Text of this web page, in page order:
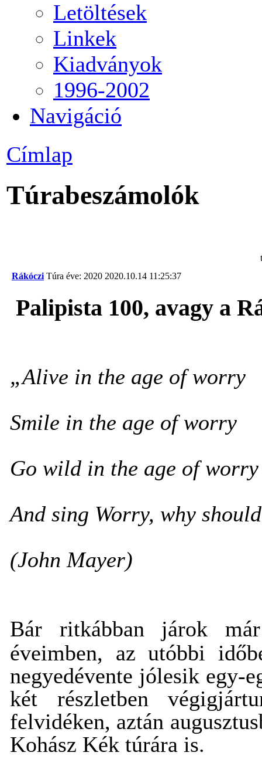
Letöltések
Linkek
Kiadványok
1996-2002
Navigáció
Címlap
Túrabeszámolók
Rákóczi Túra éve: 2020 2020.10.14 11:25:37
Palipista 100, avagy a
„Alive in the age of worry
Smile in the age of worry
Go wild in the age of worry
And sing Worry, why
(John Mayer)
Bár ritkábban járok
éveimben, az utóbbi
negyedévente jólesik egy-
két részletben
felvidéken, aztán
Kohász Kék túrára is.